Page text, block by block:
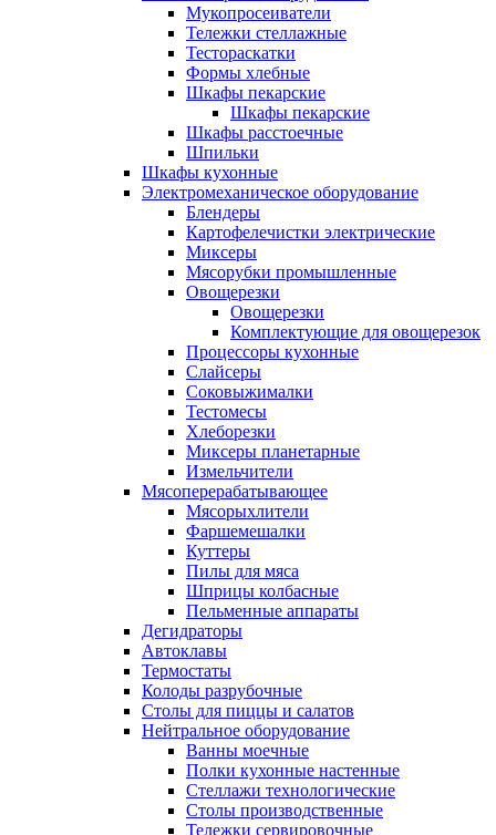
Мукопросеиватели
Тележки стеллажные
Тестораскатки
Формы хлебные
Шкафы пекарские
Шкафы пекарские
Шкафы расстоечные
Шпильки
Шкафы кухонные
Электромеханическое оборудование
Блендеры
Картофелечистки электрические
Миксеры
Мясорубки промышленные
Овощерезки
Овощерезки
Комплектующие для овощерезок
Процессоры кухонные
Слайсеры
Соковыжималки
Тестомесы
Хлеборезки
Миксеры планетарные
Измельчители
Мясоперерабатывающее
Мясорыхлители
Фаршемешалки
Куттеры
Пилы для мяса
Шприцы колбасные
Пельменные аппараты
Дегидраторы
Автоклавы
Термостаты
Колоды разрубочные
Столы для пиццы и салатов
Нейтральное оборудование
Ванны моечные
Полки кухонные настенные
Стеллажи технологические
Столы производственные
Тележки сервировочные